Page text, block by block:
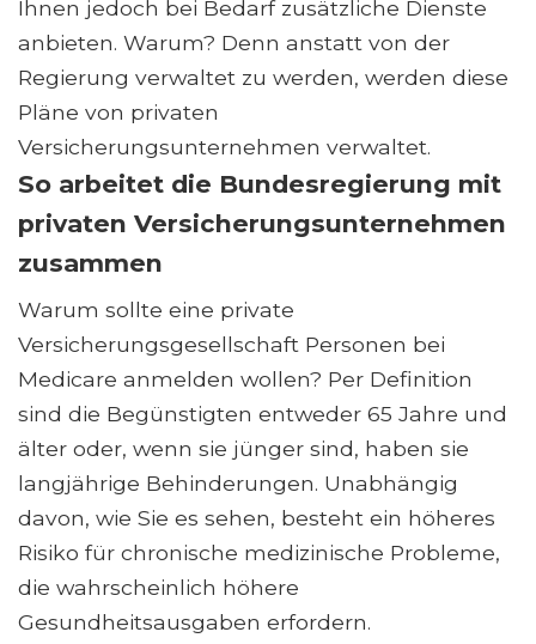
Ihnen jedoch bei Bedarf zusätzliche Dienste
anbieten. Warum? Denn anstatt von der
Regierung verwaltet zu werden, werden diese
Pläne von privaten
Versicherungsunternehmen verwaltet.
So arbeitet die Bundesregierung mit
privaten Versicherungsunternehmen
zusammen
Warum sollte eine private
Versicherungsgesellschaft Personen bei
Medicare anmelden wollen? Per Definition
sind die Begünstigten entweder 65 Jahre und
älter oder, wenn sie jünger sind, haben sie
langjährige Behinderungen. Unabhängig
davon, wie Sie es sehen, besteht ein höheres
Risiko für chronische medizinische Probleme,
die wahrscheinlich höhere
Gesundheitsausgaben erfordern.